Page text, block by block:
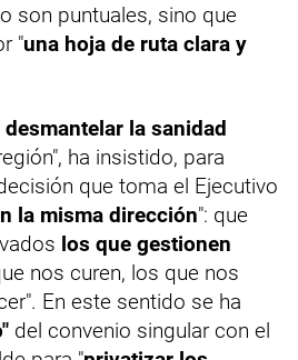
son puntuales, sino que
"una hoja de ruta clara y
desmantelar la sanidad
ha insistido, para
que toma el Ejecutivo
la misma dirección": que
los que gestionen
nos curen, los que nos
En este sentido se ha
del convenio singular con el